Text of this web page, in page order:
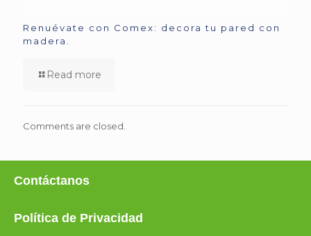
Renuévate con Comex: decora tu pared con
madera.
Read more
Comments are closed.
Contáctanos
Política de Privacidad